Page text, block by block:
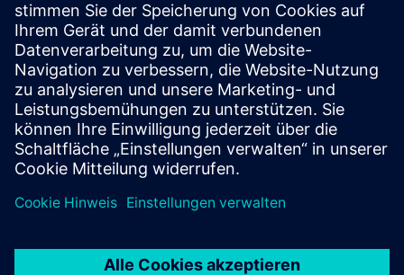
und wie man das umsetzen kann
Lesen
Broschüre| Innovator3D IC IC-Lösungssuite
E-Book-Serie| Ihr Leitfaden für eine erfolgreiche heterogene
Integration